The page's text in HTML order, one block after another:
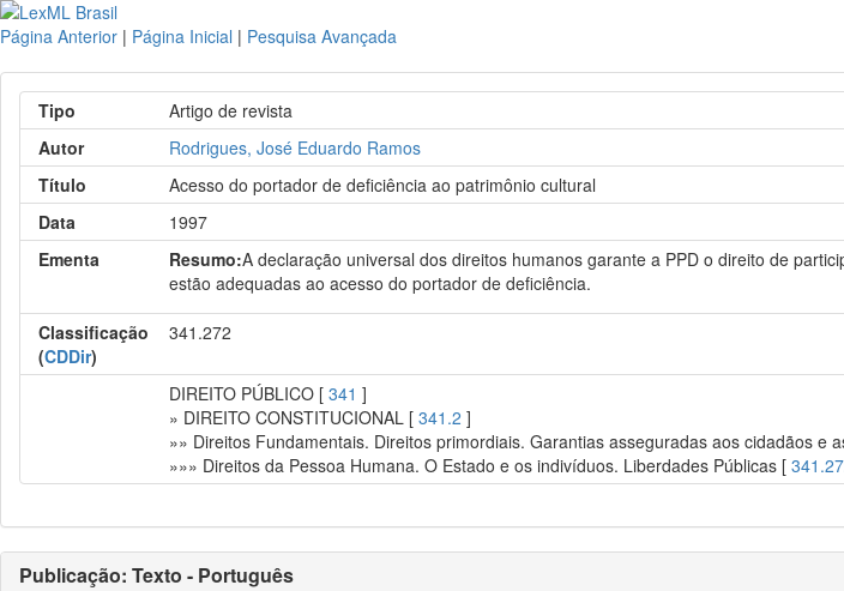
Página Anterior | Página Inicial | Pesquisa Avançada
Tipo
Artigo de revista
Autor
Rodrigues, José Eduardo Ramos
Título
Acesso do portador de deficiência ao patrimônio cultural
Data
1997
Ementa
Resumo:A declaração universal dos direitos humanos garante a PPD o direito de
estão adequadas ao acesso do portador de deficiência.
Classificação
(CDDir)
341.272
DIREITO PÚBLICO [341 ]
» DIREITO CONSTITUCIONAL [341.2 ]
»» Direitos Fundamentais. Direitos primordiais. Garantias asseguradas aos cidadãos
»»» Direitos da Pessoa Humana. O Estado e os indivíduos. Liberdades Públicas [
Publicação: Texto - Português